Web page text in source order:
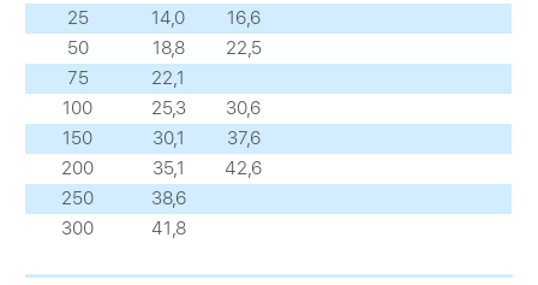
25
14,0
16,6
50
18,8
22,5
75
22,1
100
25,3
30,6
150
30,1
37,6
200
35,1
42,6
250
38,6
300
41,8